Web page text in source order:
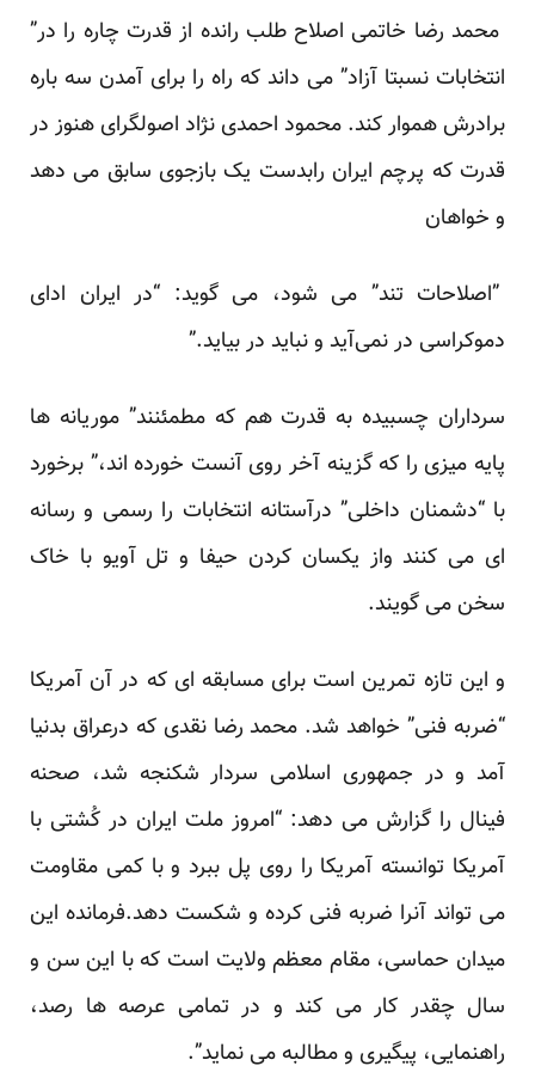
محمد رضا خاتمی اصلاح طلب رانده از قدرت چاره را در”
انتخابات نسبتا آزاد” می داند که راه را برای آمدن سه باره
برادرش هموار کند. محمود احمدی نژاد اصولگرای هنوز در
قدرت که پرچم ایران رابدست یک بازجوی سابق می دهد
و خواهان
”اصلاحات تند” می شود، می گوید: “در ایران ادای
دموکراسی در نمی‌آید و نباید در بیاید.”
سرداران چسبیده به قدرت هم که مطمئنند” موریانه ها
پایه میزی را که گزینه آخر روی آنست خورده اند،” برخورد
با “دشمنان داخلی” درآستانه انتخابات را رسمی و رسانه
ای می کنند واز یکسان کردن حیفا و تل آویو با خاک
سخن می گویند.
و این تازه تمرین است برای مسابقه ای که در آن آمریکا
“ضربه فنی” خواهد شد. محمد رضا نقدی که درعراق بدنیا
آمد و در جمهوری اسلامی سردار شکنجه شد، صحنه
فینال را گزارش می دهد: “امروز ملت ایران در کُشتی با
آمریکا توانسته آمریکا را روی پل ببرد و با کمی مقاومت
می تواند آنرا ضربه فنی کرده و شکست دهد.فرمانده این
میدان حماسی، مقام معظم ولایت است که با این سن و
سال چقدر کار می کند و در تمامی عرصه ها رصد،
راهنمایی، پیگیری و مطالبه می نماید”.